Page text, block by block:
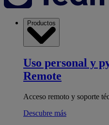
Productos
Uso personal y
Remote
Acceso remoto y soporte
Descubre más